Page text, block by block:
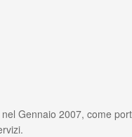
Gennaio 2007, come